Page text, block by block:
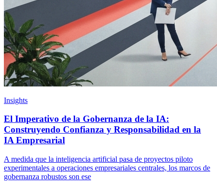
Insights
El Imperativo de la Gobernanza de la IA:
Construyendo Confianza y Responsabilidad en la
IA Empresarial
A medida que la inteligencia artificial pasa de proyectos piloto
experimentales a operaciones empresariales centrales, los marcos de
gobernanza robustos son ese